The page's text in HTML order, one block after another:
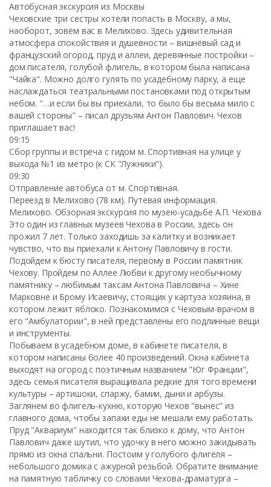
Автобусная экскурсия из Москвы
Чеховские три сестры хотели попасть в Москву, а мы,
наоборот, зовём вас в Мелихово. Здесь удивительная
атмосфера спокойствия и душевности – вишнёвый сад и
французский огород, пруд и аллеи, деревянные постройки –
дом писателя, голубой флигель, в котором была написана
"Чайка". Можно долго гулять по усадебному парку, а еще
наслаждаться театральными постановками под открытым
небом. "…и если бы вы приехали, то было бы весьма мило с
вашей стороны" – писал друзьям Антон Павлович. Чехов
приглашает вас!
09:15
Сбор группы и встреча с гидом м. Спортивная на улице у
выхода №1 из метро (к СК "Лужники").
09:30
Отправление автобуса от м. Спортивная.
Переезд в Мелихово (78 км). Путевая информация.
Мелихово. Обзорная экскурсия по музею-усадьбе А.П. Чехова
Это один из главных музеев Чехова в России, здесь он
прожил 7 лет. Только заходишь за калитку и возникает
чувство, что вы приехали к Антону Павловичу в гости.
Подойдем к бюсту писателя, первому в России памятник
Чехову. Пройдем по Аллее Любви к другому необычному
памятнику – любимым таксам Антона Павловича – Хине
Марковне и Брому Исаевичу, стоящих у картуза хозяина, в
котором лежит яблоко. Познакомимся с Чеховым-врачом в
его "Амбулатории", в ней представлены его подлинные вещи
и инструменты.
Побываем в усадебном доме, в кабинете писателя, в
котором написаны более 40 произведений. Окна кабинета
выходят на огород с поэтичным названием "Юг Франции",
здесь семья писателя выращивала редкие для того времени
культуры – артишоки, спаржу, бамии, дыни и арбузы.
Заглянем во флигель-кухню, которую Чехов "вынес" из
главного дома, чтобы запахи еды не мешали ему работать.
Пруд "Аквариум" находится так близко к дому, что Антон
Павлович даже шутил, что удочку в него можно закидывать
прямо из окна спальни. Постоим у голубого флигеля –
небольшого домика с ажурной резьбой. Обратите внимание
на памятную табличку со словами Чехова-драматурга –